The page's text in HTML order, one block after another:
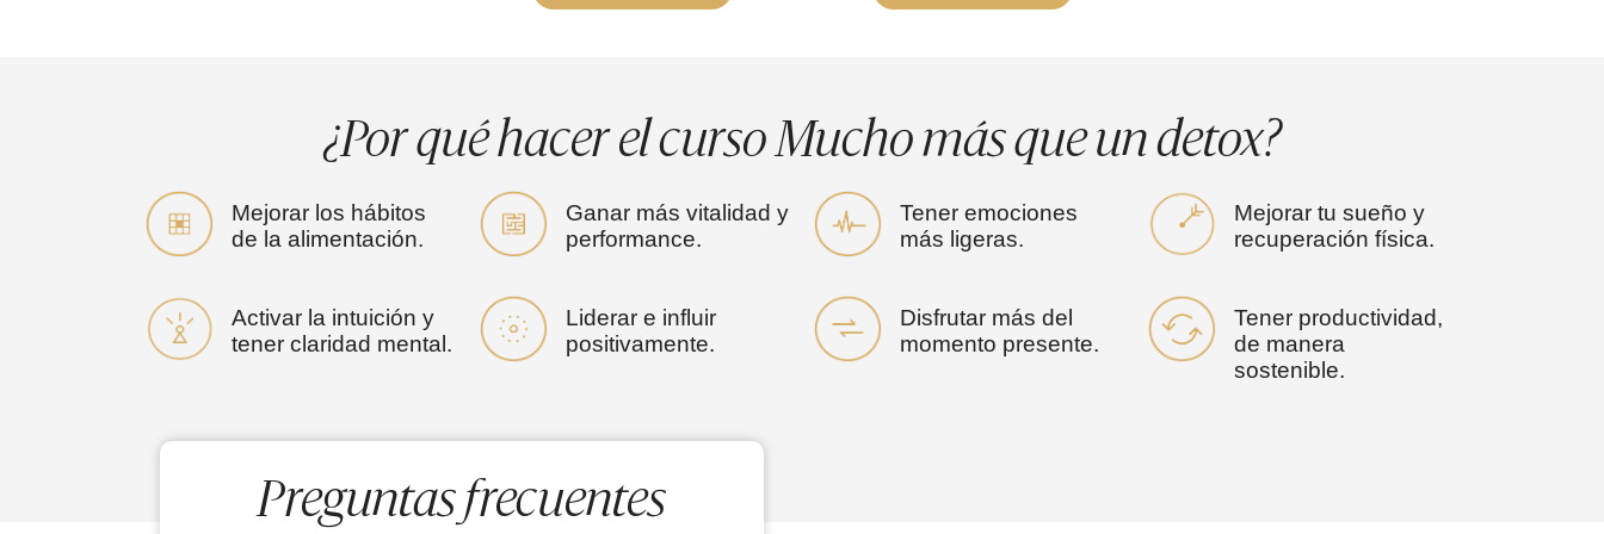
¿Por qué hacer el curso Mucho más que un detox?
Mejorar los hábitos
de la alimentación.
Ganar más vitalidad y
performance.
Tener emociones
más ligeras.
Mejorar tu sueño y
recuperación física.
Activar la intuición y
tener claridad mental.
Liderar e influir
positivamente.
Disfrutar más del
momento presente.
Tener productividad,
de manera
sostenible.
Preguntas frecuentes